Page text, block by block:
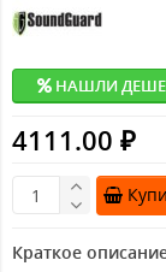
НАШЛИ
4111.00 ₽
Краткое